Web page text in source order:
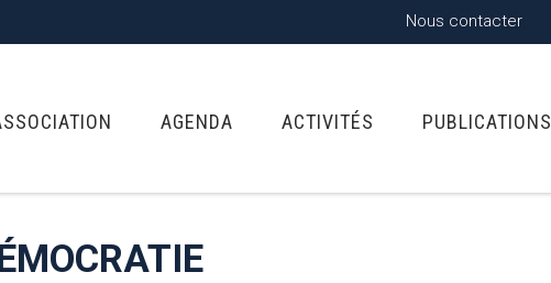
Nous contacter
AGENDA ACTIVITÉS PUBLICATIONS